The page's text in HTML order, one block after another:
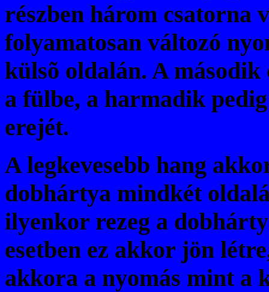
részben három csatorna
folyamatosan változó
külsõ oldalán. A
a fülbe, a harmadik
erejét.
A legkevesebb hang
dobhártya mindkét
ilyenkor rezeg a
esetben ez akkor jön
akkora a nyomás mint a